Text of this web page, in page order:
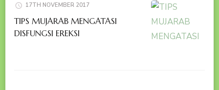
17TH NOVEMBER 2017
TIPS MUJARAB MENGATASI
DISFUNGSI EREKSI